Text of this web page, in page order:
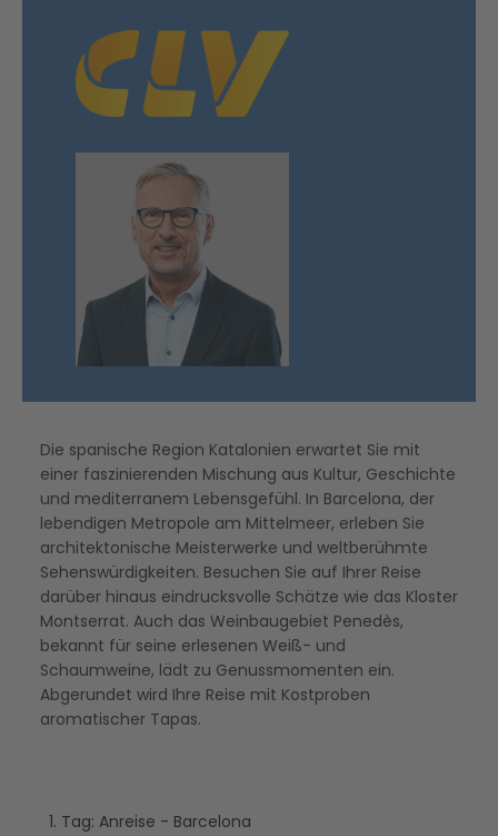
Die spanische Region Katalonien erwartet Sie mit
einer faszinierenden Mischung aus Kultur, Geschichte
und mediterranem Lebensgefühl. In Barcelona, der
lebendigen Metropole am Mittelmeer, erleben Sie
architektonische Meisterwerke und weltberühmte
Sehenswürdigkeiten. Besuchen Sie auf Ihrer Reise
darüber hinaus eindrucksvolle Schätze wie das Kloster
Montserrat. Auch das Weinbaugebiet Penedès,
bekannt für seine erlesenen Weiß- und
Schaumweine, lädt zu Genussmomenten ein.
Abgerundet wird Ihre Reise mit Kostproben
aromatischer Tapas.
1. Tag: Anreise - Barcelona